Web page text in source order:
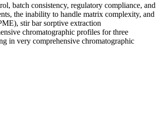
batch consistency, regulatory compliance, and
the inability to handle matrix complexity, and
stir bar sorptive extraction
chromatographic profiles for three
in very comprehensive chromatographic